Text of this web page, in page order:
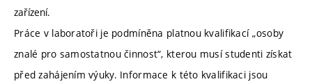
zařízení.
Práce v laboratoři je podmíněna platnou kvalifikací „osoby
znalé pro samostatnou činnost“, kterou musí studenti získat
před zahájením výuky. Informace k této kvalifikaci jsou